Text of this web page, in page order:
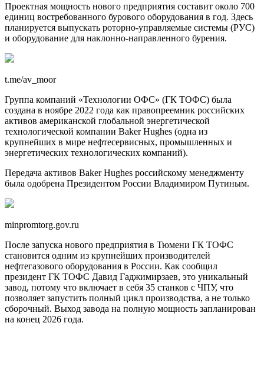
Проектная мощность нового предприятия составит около 700
единиц востребованного бурового оборудования в год. Здесь
планируется выпускать роторно-управляемые системы (РУС)
и оборудование для наклонно-направленного бурения.
t.me/av_moor
Группа компаний «Технологии ОФС» (ГК ТОФС) была
создана в ноябре 2022 года как правопреемник российских
активов американской глобальной энергетической
технологической компании Baker Hughes (одна из
крупнейших в мире нефтесервисных, промышленных и
энергетических технологических компаний).
Передача активов Baker Hughes российскому менеджменту
была одобрена Президентом России Владимиром Путиным.
minpromtorg.gov.ru
После запуска нового предприятия в Тюмени ГК ТОФС
становится одним из крупнейших производителей
нефтегазового оборудования в России. Как сообщил
президент ГК ТОФС Давид Гаджимирзаев, это уникальный
завод, потому что включает в себя 35 станков с ЧПУ, что
позволяет запустить полный цикл производства, а не только
сборочный. Выход завода на полную мощность запланирован
на конец 2026 года.